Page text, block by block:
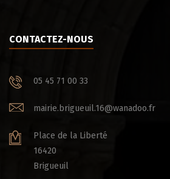
CONTACTEZ-NOUS
05 45 71 00 33
mairie.brigueuil.16@wanadoo.fr
Place de la Liberté
16420
Brigueuil